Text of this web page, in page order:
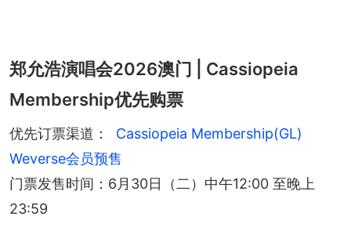
郑允浩演唱会2026澳门 | Cassiopeia
Membership优先购票
优先订票渠道：
Cassiopeia Membership(GL)
Weverse会员预售
门票发售时间：6月30日（二）中午12:00 至晚上
23:59